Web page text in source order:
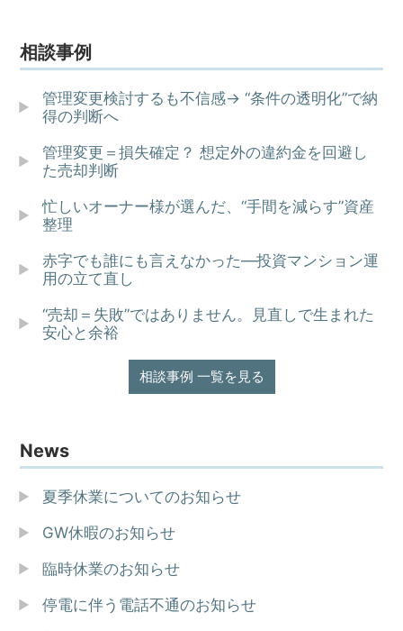
相談事例
管理変更検討するも不信感→ “条件の透明化”で納
得の判断へ
管理変更＝損失確定？ 想定外の違約金を回避し
た売却判断
忙しいオーナー様が選んだ、“手間を減らす”資産
整理
赤字でも誰にも言えなかった—投資マンション運
用の立て直し
“売却＝失敗”ではありません。見直しで生まれた
安心と余裕
相談事例 一覧を見る
News
夏季休業についてのお知らせ
GW休暇のお知らせ
臨時休業のお知らせ
停電に伴う電話不通のお知らせ